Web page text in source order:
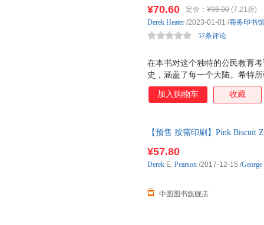
广、历史跨度最大的一本公民
在本书对这个独特的公民教育
史，涵盖了每一个大陆。希特
界相关的世界公民意识和多元
机、政策、建议和实践的常量
本书将引起教师和学生，特别
¥70.60 定价： ¥98.00 (7.21折)
57条评论
Derek Heater /2023-01-01 /商务印书馆
加入购物车 收藏
【预售 按需印刷】Pink Biscuit
¥57.80
中图图书旗舰店
Derek E. Pearson /2017-12-15 /